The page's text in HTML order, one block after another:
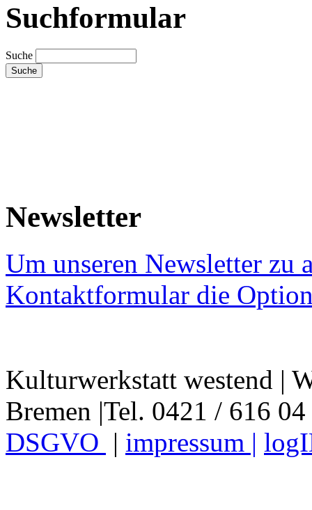
Suchformular
Suche
Newsletter
Um unseren Newsletter zu
Kontaktformular die
Kulturwerkstatt westend |
Bremen |Tel. 0421 / 616
DSGVO | impressum |